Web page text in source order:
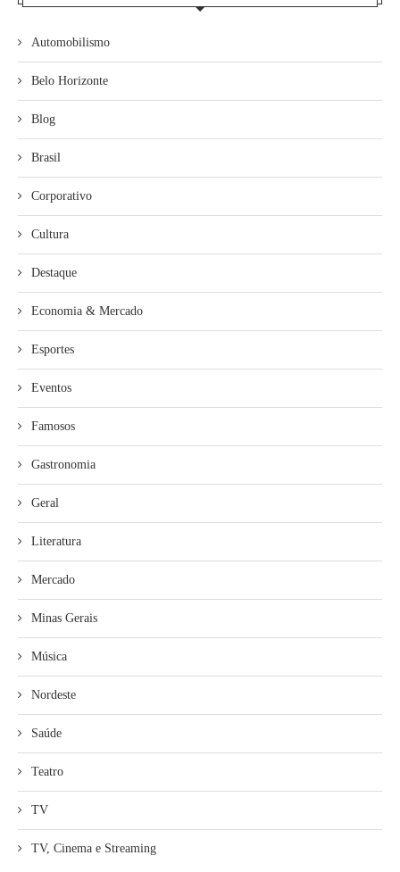
Automobilismo
Belo Horizonte
Blog
Brasil
Corporativo
Cultura
Destaque
Economia & Mercado
Esportes
Eventos
Famosos
Gastronomia
Geral
Literatura
Mercado
Minas Gerais
Música
Nordeste
Saúde
Teatro
TV
TV, Cinema e Streaming